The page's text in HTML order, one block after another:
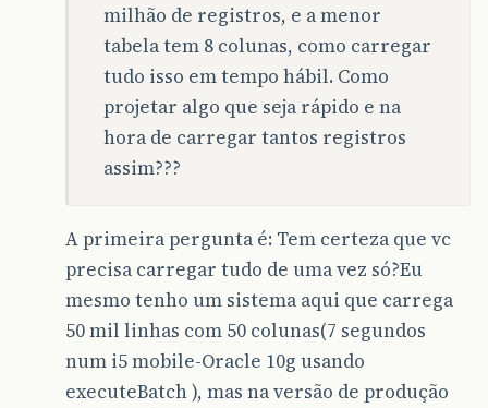
milhão de registros, e a menor
tabela tem 8 colunas, como carregar
tudo isso em tempo hábil. Como
projetar algo que seja rápido e na
hora de carregar tantos registros
assim???
A primeira pergunta é: Tem certeza que vc
precisa carregar tudo de uma vez só?Eu
mesmo tenho um sistema aqui que carrega
50 mil linhas com 50 colunas(7 segundos
num i5 mobile-Oracle 10g usando
executeBatch ), mas na versão de produção